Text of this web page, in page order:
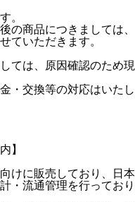
。
の商品につきましては、
ていただきます。
ては、原因確認のため現
・交換等の対応はいたし
】
けに販売しており、日本
・流通管理を行っており